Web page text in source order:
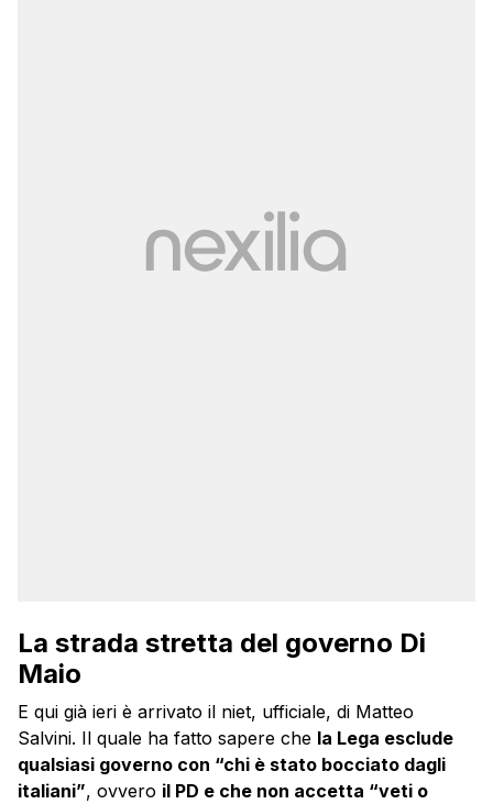
La strada stretta del governo Di
Maio
E qui già ieri è arrivato il niet, ufficiale, di Matteo
Salvini. Il quale ha fatto sapere che la Lega esclude
qualsiasi governo con “chi è stato bocciato dagli
italiani”, ovvero il PD e che non accetta “veti o